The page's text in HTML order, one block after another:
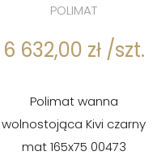
POLIMAT
6 632,00 zł /szt.
Polimat wanna
wolnostojąca Kivi czarny
mat 165x75 00473